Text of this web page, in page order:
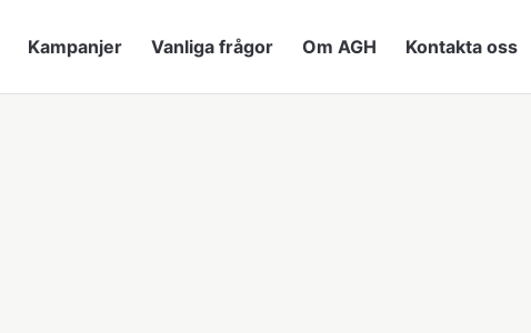
Kampanjer Vanliga frågor Om AGH Kontakta oss